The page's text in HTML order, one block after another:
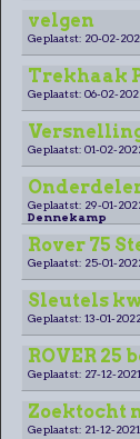
velgen
Geplaatst: 20-02-
Trekhaak
Geplaatst: 06-02-
Geplaatst: 01-02-
Geplaatst: 29-01-
Dennekamp
Rover 75
Geplaatst: 25-01-
Sleutels
Geplaatst: 13-01-
ROVER 25
Geplaatst: 27-12-
Zoektocht
Geplaatst: 21-12-